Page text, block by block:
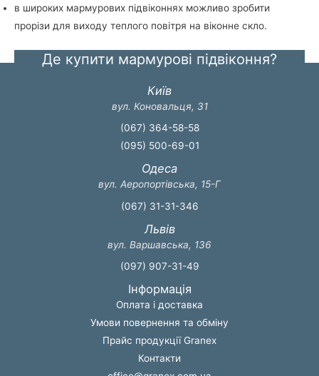
в широких мармурових підвіконнях можливо зробити
прорізи для виходу теплого повітря на віконне скло.
Де купити мармурові підвіконня?
Київ
вул. Коновальця, 31
(067) 364-58-58
(095) 500-69-01
Одеса
вул. Аеропортівська, 15-Г
(067) 31-31-346
Львів
вул. Варшавська, 136
(097) 907-31-49
Інформація
Оплата і доставка
Умови повернення та обміну
Прайс продукції Granex
Контакти